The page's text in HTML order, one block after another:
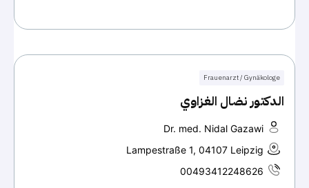
Frauenarzt / Gynäkologe
الدكتور نضال الغزاوي
Dr. med. Nidal Gazawi
Lampestraße 1, 04107 Leipzig
00493412248626